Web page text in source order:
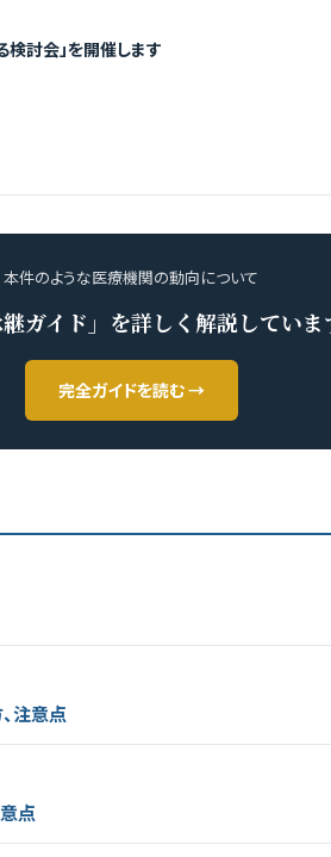
討会」を開催します
本件のような医療機関の動向について
継ガイド」を詳しく解説していま
完全ガイドを読む →
注意点
点